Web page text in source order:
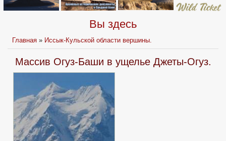
Вы здесь
Главная » Иссык-Кульской области вершины.
Массив Огуз-Баши в ущелье Джеты-Огуз.